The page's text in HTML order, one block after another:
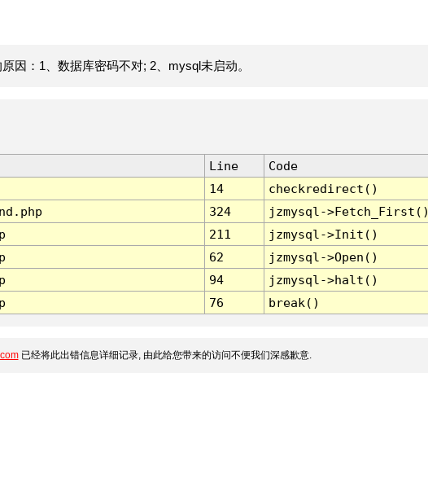
因：1、数据库密码不对; 2、mysql未启动。
Line
Code
14
checkredirect()
324
jzmysql-
211
jzmysql->Init()
62
jzmysql->Open()
94
jzmysql->halt()
76 break()
已经将此出错信息详细记录, 由此给您带来的访问不便我们深感歉意.